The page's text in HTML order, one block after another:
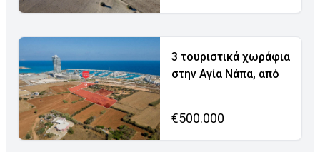
3 τουριστικά χωράφια
στην Αγία Νάπα, από
€500.000